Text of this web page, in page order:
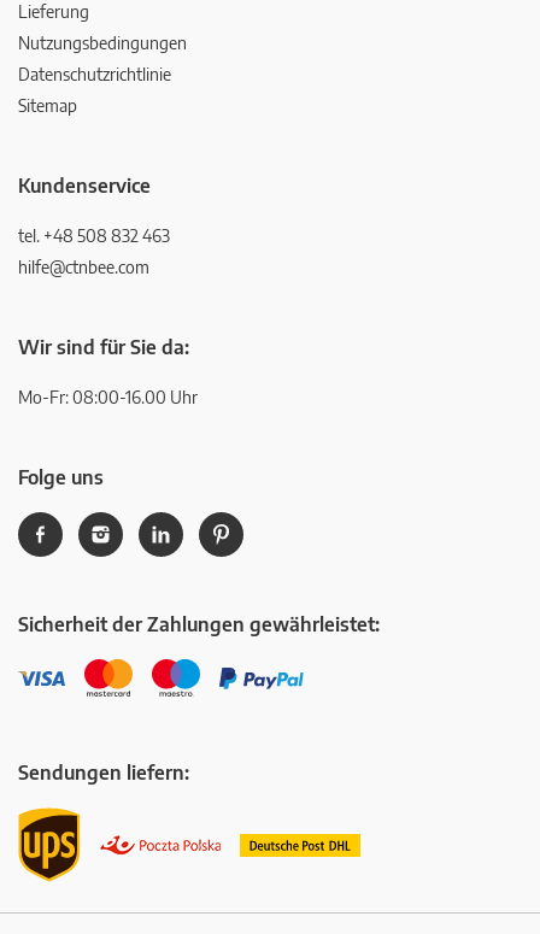
Lieferung
Nutzungsbedingungen
Datenschutzrichtlinie
Sitemap
Kundenservice
tel. +48 508 832 463
hilfe@ctnbee.com
Wir sind für Sie da:
Mo-Fr: 08:00-16.00 Uhr
Folge uns
Sicherheit der Zahlungen gewährleistet:
Sendungen liefern: